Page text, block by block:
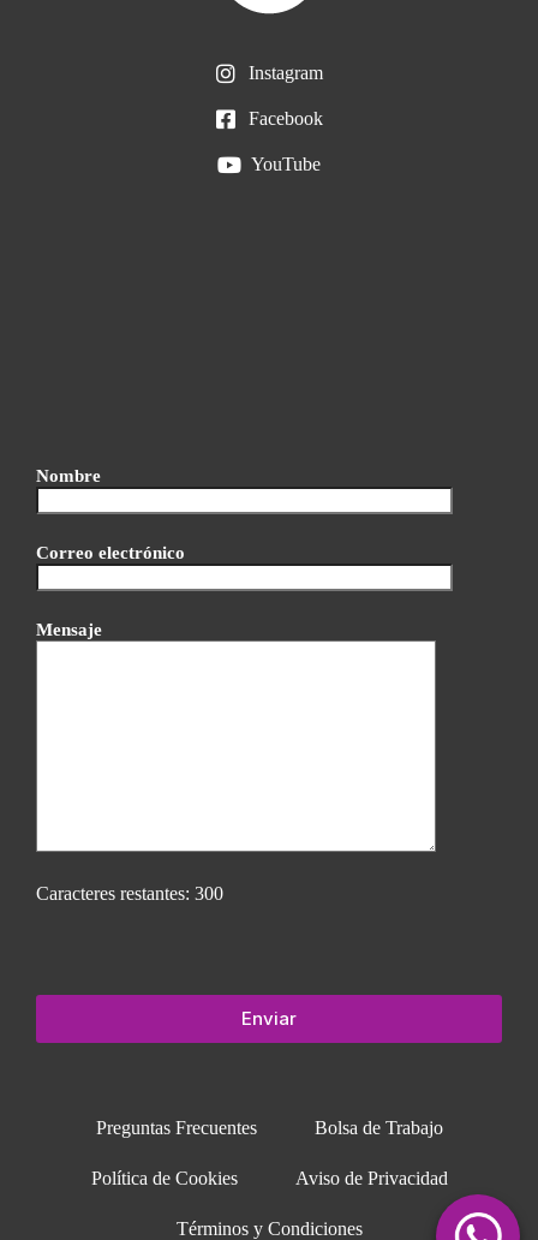
Instagram
Facebook
YouTube
Nombre
Correo electrónico
Mensaje
Caracteres restantes: 300
Preguntas Frecuentes Bolsa de Trabajo
Política de Cookies Aviso de Privacidad
Términos y Condiciones